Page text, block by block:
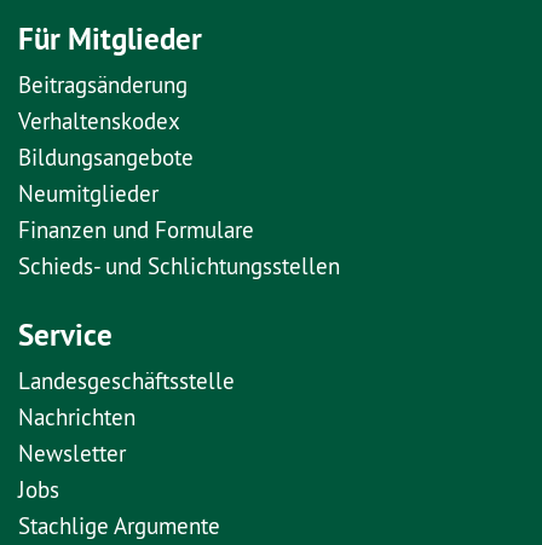
Für Mitglieder
Beitragsänderung
Verhaltenskodex
Bildungsangebote
Neumitglieder
Finanzen und Formulare
Schieds- und Schlichtungsstellen
Service
Landesgeschäftsstelle
Nachrichten
Newsletter
Jobs
Stachlige Argumente